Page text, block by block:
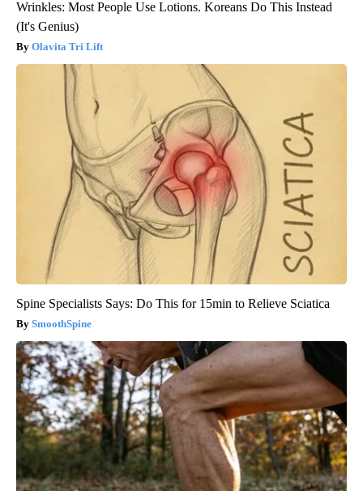
Wrinkles: Most People Use Lotions. Koreans Do This Instead
(It's Genius)
Olavita Tri Lift
Spine Specialists Says: Do This for 15min to Relieve Sciatica
SmoothSpine